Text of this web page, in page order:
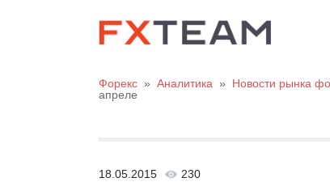
Форекс » Аналитика » Новости рынка
апреле
18.05.2015 230